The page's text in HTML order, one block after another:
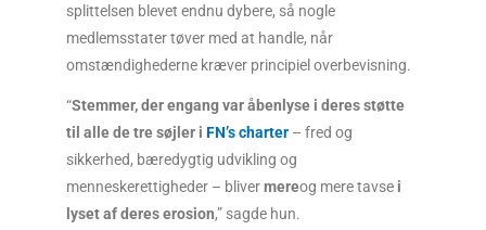
splittelsen blevet endnu dybere, så nogle
medlemsstater tøver med at handle, når
omstændighederne kræver principiel overbevisning.
“Stemmer, der engang var åbenlyse i deres støtte
til alle de tre søjler i FN’s charter– fred og
sikkerhed, bæredygtig udvikling og
menneskerettigheder – blivermereog mere tavse i
lyset af deres erosion,” sagde hun.